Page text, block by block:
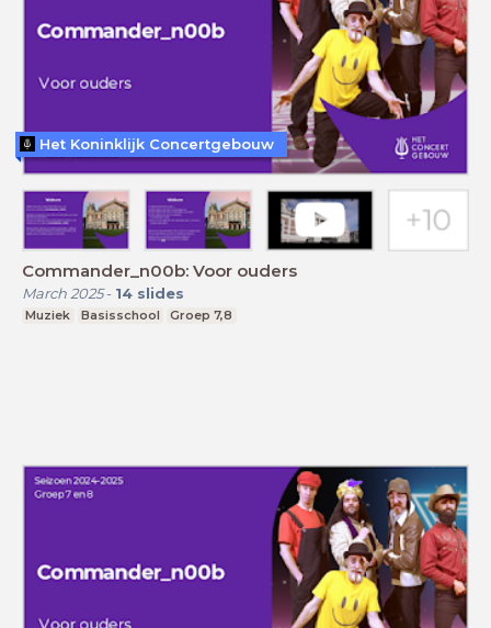
Commander_n00b: Voor ouders
March 2025- 14 slides
Muziek Basisschool Groep 7,8
Het Koninklijk Concertgebouw